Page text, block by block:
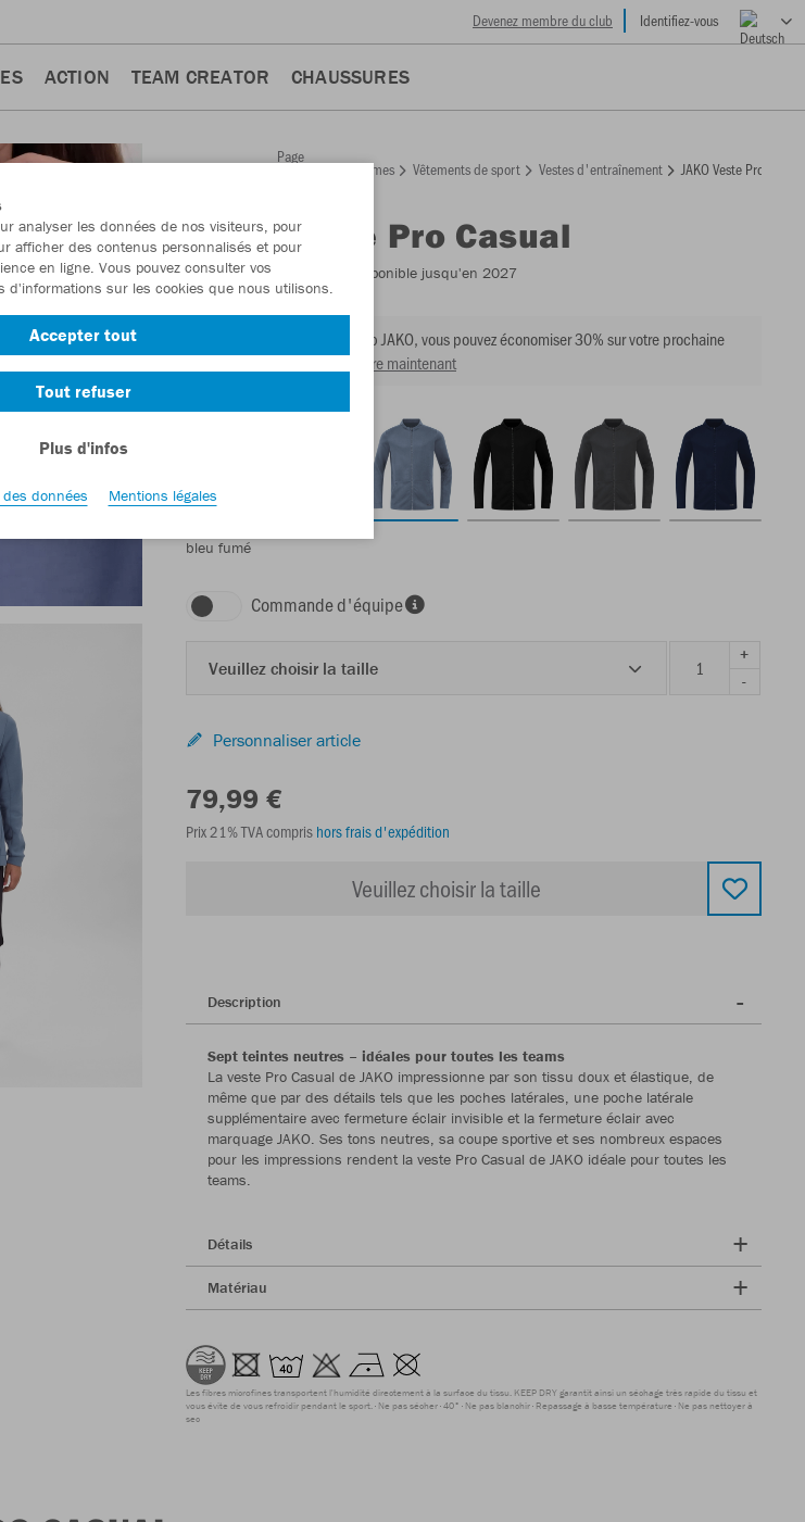
Devenez membre du club Identifiez-vous
ACTION TEAM CREATOR CHAUSSURES
Retour
Page
Femmes Vêtements de sport Vestes d'entraînement JAKO Veste Pro Casual
JAKOVeste Pro Casual
Numéro d’article: - Disponible jusqu'en 2027
En tant que membre du club JAKO, vous pouvez économiser 30% sur votre prochaine
commande.Devenir membre maintenant
bleu fumé
Commande d'équipe
Veuillez choisir la taille
+
-
Personnaliser article
79,99 €
Prix 21% TVA compris hors frais d'expédition
Veuillez choisir la taille
Description
Sept teintes neutres – idéales pour toutes les teams
La veste Pro Casual de JAKO impressionne par son tissu doux et élastique, de
même que par des détails tels que les poches latérales, une poche latérale
supplémentaire avec fermeture éclair invisible et la fermeture éclair avec
marquage JAKO. Ses tons neutres, sa coupe sportive et ses nombreux espaces
pour les impressions rendent la veste Pro Casual de JAKO idéale pour toutes les
teams.
Détails
Matériau
Les fibres microfines transportent l'humidité directement à la surface du tissu. KEEP DRY garantit ainsi un séchage très rapide du tissu et
vous évite de vous refroidir pendant le sport. Ne pas sécher 40° Ne pas blanchir Repassage à basse température Ne pas nettoyer à
sec
analyser les données de nos visiteurs, pour
afficher des contenus personnalisés et pour
en ligne. Vous pouvez consulter vos
d'informations sur les cookies que nous utilisons.
Accepter tout
Tout refuser
Plus d'infos
données Mentions légales